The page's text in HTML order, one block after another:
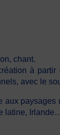
chant.
à
avec le
aux
latine,